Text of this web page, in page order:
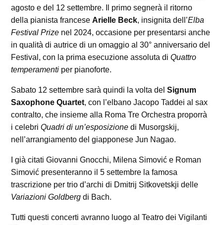
agosto e del 12 settembre. Il primo segnerà il ritorno
della pianista franceseArielle Beck, insignita dell’Elba
Festival Prize nel 2024, occasione per presentarsi anche
in qualità di autrice di un omaggio al 30° anniversario del
Festival, con la prima esecuzione assoluta diQuattro
temperamenti per pianoforte.
Sabato 12 settembre sarà quindi la volta delSignum
Saxophone Quartet, con l’elbano Jacopo Taddei al sax
contralto, che insieme alla Roma Tre Orchestra proporrà
i celebriQuadri di un’esposizione di Musorgskij,
nell’arrangiamento del giapponese Jun Nagao.
I già citati Giovanni Gnocchi, Milena Simović e Roman
Simović presenteranno il 5 settembre la famosa
trascrizione per trio d’archi di Dmitrij Sitkovetskji delle
Variazioni Goldberg di Bach.
Tutti questi concerti avranno luogo al Teatro dei Vigilanti